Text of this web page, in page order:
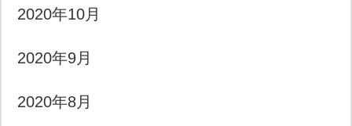
2020年10月
2020年9月
2020年8月